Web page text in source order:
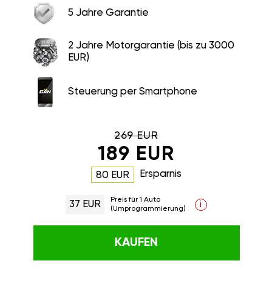
5 Jahre Garantie
2 Jahre Motorgarantie (bis zu 3000
EUR)
Steuerung per Smartphone
269 EUR
189 EUR
80 EUR Ersparnis
37 EUR
Preis für 1 Auto
(Umprogrammierung)
i
KAUFEN